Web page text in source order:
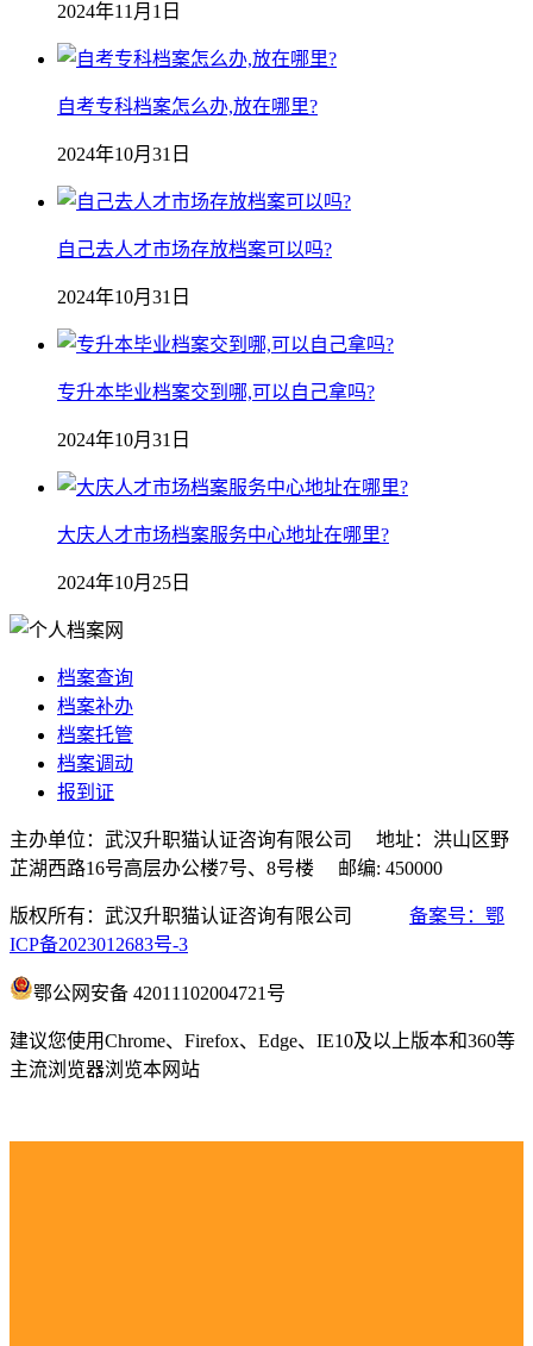
2024年11月1日
自考专科档案怎么办,放在哪里?
2024年10月31日
自己去人才市场存放档案可以吗?
2024年10月31日
专升本毕业档案交到哪,可以自己拿吗?
2024年10月31日
大庆人才市场档案服务中心地址在哪里?
2024年10月25日
档案查询
档案补办
档案托管
档案调动
报到证
主办单位：武汉升职猫认证咨询有限公司 地址：洪山区野
芷湖西路16号高层办公楼7号、8号楼 邮编: 450000
版权所有：武汉升职猫认证咨询有限公司 备案号：鄂
ICP备2023012683号-3
鄂公网安备 42011102004721号
建议您使用Chrome、Firefox、Edge、IE10及以上版本和360等
主流浏览器浏览本网站